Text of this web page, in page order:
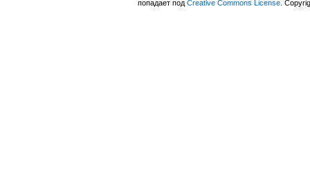
попадает под Creative Commons License.